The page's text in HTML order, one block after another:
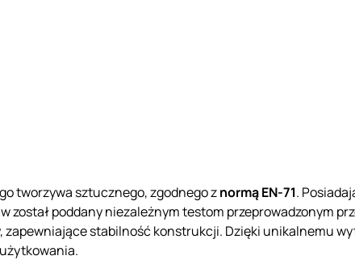
tworzywa sztucznego, zgodnego znormą EN-71.
został poddany niezależnym testom przeprowadzonym
zapewniające stabilność konstrukcji. Dzięki unikalnemu